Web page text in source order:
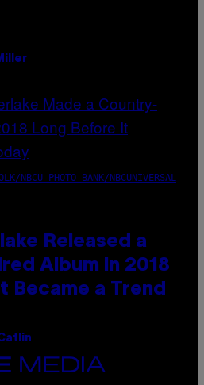
NBCU PHOTO BANK/NBCUNIVERSAL
Released a
Album in 2018
Became a Trend